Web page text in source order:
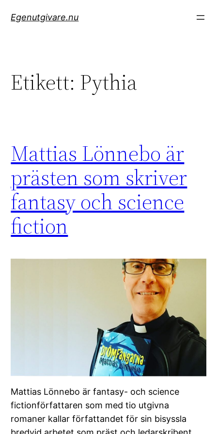
Egenutgivare.nu
Etikett: Pythia
Mattias Lönnebo är
prästen som skriver
fantasy och science
fiction
Mattias Lönnebo är fantasy- och science
fictionförfattaren som med tio utgivna
romaner kallar författandet för sin bisyssla